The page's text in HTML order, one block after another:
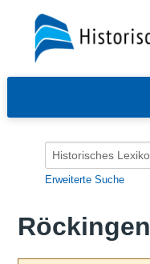
Erweiterte Suche
Röckingen